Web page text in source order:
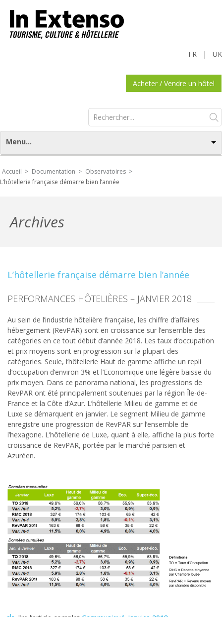
UK
|
FR
Acheter / Vendre un hôtel
Rechercher :
Menu...
Accueil > Documentation > Observatoires >
L’hôtellerie française démarre bien l’année
Archives
L’hôtellerie française démarre bien l’année
PERFORMANCES HÔTELIÈRES – JANVIER 2018
Au sein de l’industrie hôtelière française, les chiffre d’affaires
hébergement (RevPAR) sont en croissance sur l’ensemble des
catégories en ce tout début d’année 2018. Les taux d’occupation
et prix moyens sont en progression sur la plupart des
catégories. Seule, l’hôtellerie Haut de gamme affiche un repli
d’occupation d’environ 3% et l’Economique une légère baisse du
prix moyen. Dans ce panorama national, les progressions de
RevPAR ont été principalement soutenues par la région Île-de-
France et la Côte d’Azur. L’hôtellerie Milieu de gamme et de
Luxe se démarquent en janvier. Le segment Milieu de gamme
enregistre une progression de RevPAR sur l’ensemble de
l’hexagone. L’hôtellerie de Luxe, quant à elle, affiche la plus forte
croissance de RevPAR, portée par le marché parisien et
Azuréen.